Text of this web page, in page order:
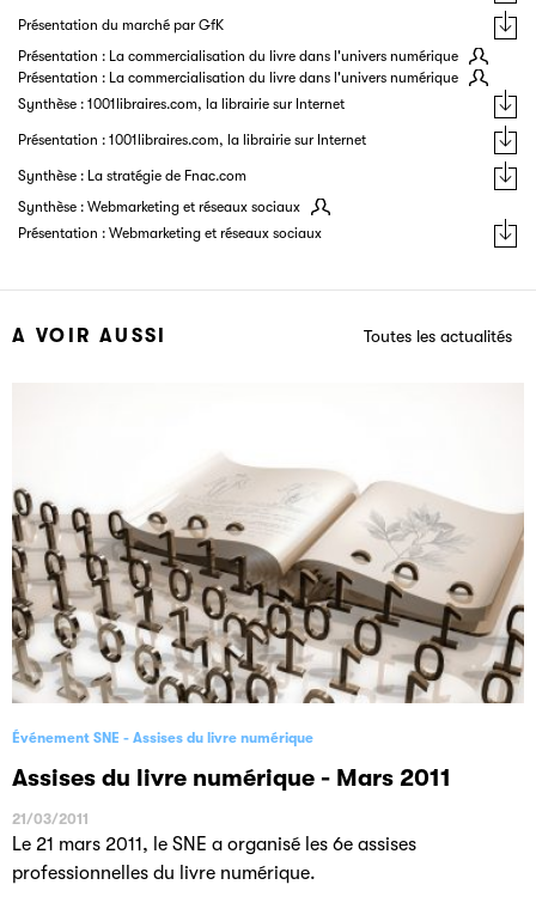
Présentation du marché par GfK
Présentation : La commercialisation du livre dans l'univers numérique
Présentation : La commercialisation du livre dans l'univers numérique
Synthèse : 1001libraires.com, la librairie sur Internet
Présentation : 1001libraires.com, la librairie sur Internet
Synthèse : La stratégie de Fnac.com
Synthèse : Webmarketing et réseaux sociaux
Présentation : Webmarketing et réseaux sociaux
A VOIR AUSSI Toutes les actualités
Événement SNE Assises du livre numérique
Assises du livre numérique - Mars 2011
21/03/2011
Le 21 mars 2011, le SNE a organisé les 6e assises
professionnelles du livre numérique.